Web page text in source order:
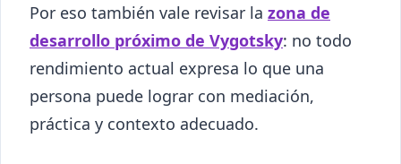
Por eso también vale revisar la zona de
desarrollo próximo de Vygotsky: no todo
rendimiento actual expresa lo que una
persona puede lograr con mediación,
práctica y contexto adecuado.